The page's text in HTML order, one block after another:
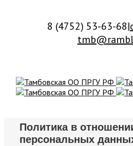
8 (4752) 53-63-68|
Политика в
персональных